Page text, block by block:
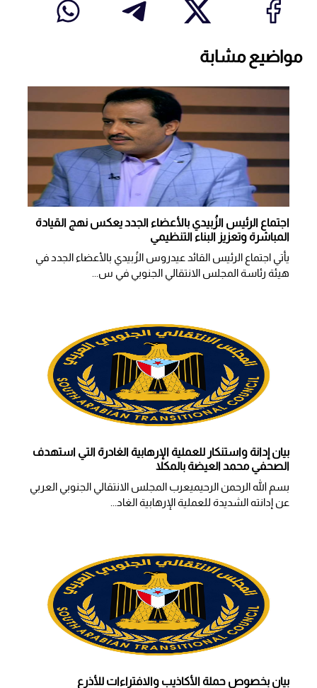
مواضيع مشابة
اجتماع الرئيس الزُبيدي بالأعضاء الجدد يعكس نهج القيادة
المباشرة وتعزيز البناء التنظيمي
يأتي اجتماع الرئيس القائد عيدروس الزُبيدي بالأعضاء الجدد في
هيئة رئاسة المجلس الانتقالي الجنوبي في س...
بيان إدانة واستنكار للعملية الإرهابية الغادرة التي استهدف
الصحفي محمد العيضة بالمكلا
بسم الله الرحمن الرحيميعرب المجلس الانتقالي الجنوبي العربي
عن إدانته الشديدة للعملية الإرهابية الغاد...
بيان بخصوص حملة الأكاذيب والافتراءات للأذرع